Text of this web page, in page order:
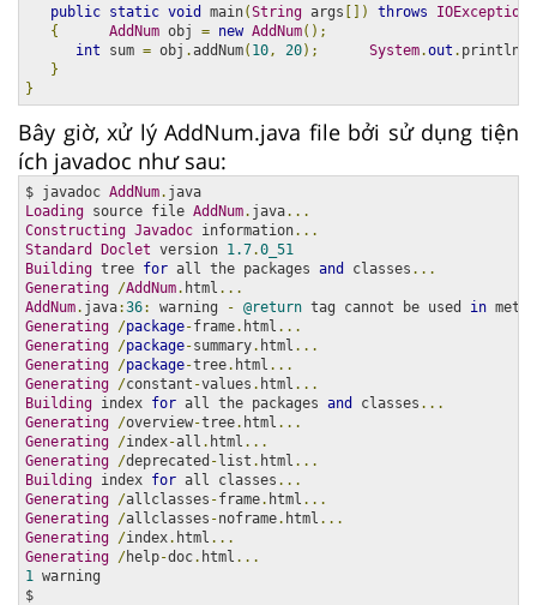
public static void main(String args []) throws
IOException
{
AddNum obj = new AddNum();
int sum = obj .addNum( 10 , 20); System.out . println
}
}
Bây giờ, xử lý AddNum.java file bởi sử dụng tiện
ích javadoc như sau:
$ javadoc AddNum.
Loading source file AddNum. java...
Constructing Javadoc information...
Standard
Doclet version 1.7.0_51
Building tree for all the packages and classes ...
Generating /AddNum. html ...
AddNum. java:36: warning - @return tag cannot be used in
Generating /package-frame. html ...
Generating /package-summary. html ...
Generating /package-tree. html ...
Generating /constant -values . html ...
Building index for all the packages and classes ...
Generating /overview-tree. html ...
Generating /index-all . html ...
Generating /deprecated -list . html ...
Building index for all classes ...
Generating /allclasses -frame. html ...
Generating /allclasses -noframe. html ...
Generating /index. html ...
Generating /help-doc. html ...
1
warning
$